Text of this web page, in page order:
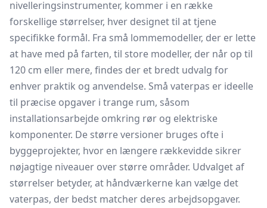
nivelleringsinstrumenter, kommer i en række
forskellige størrelser, hver designet til at tjene
specifikke formål. Fra små lommemodeller, der er lette
at have med på farten, til store modeller, der når op til
120 cm eller mere, findes der et bredt udvalg for
enhver praktik og anvendelse. Små vaterpas er ideelle
til præcise opgaver i trange rum, såsom
installationsarbejde omkring rør og elektriske
komponenter. De større versioner bruges ofte i
byggeprojekter, hvor en længere rækkevidde sikrer
nøjagtige niveauer over større områder. Udvalget af
størrelser betyder, at håndværkerne kan vælge det
vaterpas, der bedst matcher deres arbejdsopgaver.